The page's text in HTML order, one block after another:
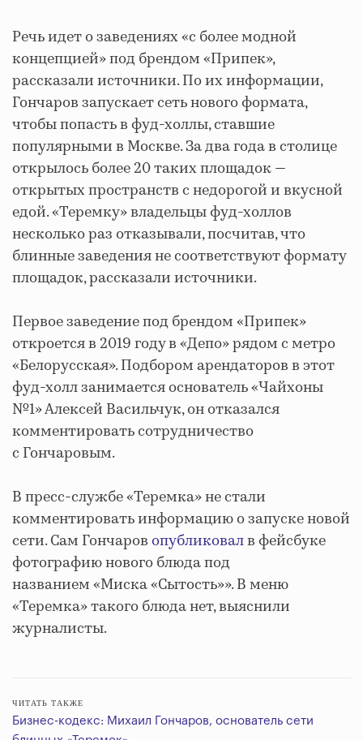
Речь идет о заведениях «с более модной
концепцией» под брендом «Припек»,
рассказали источники. По их информации,
Гончаров запускает сеть нового формата,
чтобы попасть в фуд-холлы, ставшие
популярными в Москве. За два года в столице
открылось более 20 таких площадок —
открытых пространств с недорогой и вкусной
едой. «Теремку» владельцы фуд-холлов
несколько раз отказывали, посчитав, что
блинные заведения не соответствуют формату
площадок, рассказали источники.
Первое заведение под брендом «Припек»
откроется в 2019 году в «Депо» рядом с метро
«Белорусская». Подбором арендаторов в этот
фуд-холл занимается основатель «Чайхоны
№1» Алексей Васильчук, он отказался
комментировать сотрудничество
с Гончаровым.
В пресс-службе «Теремка» не стали
комментировать информацию о запуске новой
сети. Сам Гончаровопубликовалв фейсбуке
фотографию нового блюда под
названием «Миска «Сытость»». В меню
«Теремка» такого блюда нет, выяснили
журналисты.
ЧИТАТЬ ТАКЖЕ
Бизнес-кодекс: Михаил Гончаров, основатель сети